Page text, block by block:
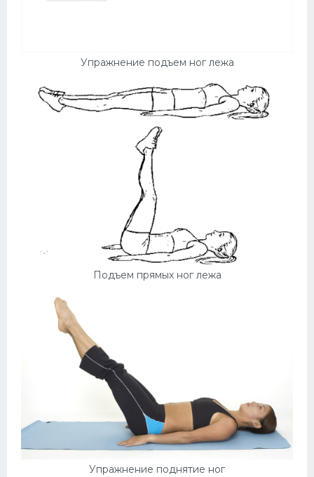
Упражнение подъем ног лежа
Подъем прямых ног лежа
Упражнение поднятие ног